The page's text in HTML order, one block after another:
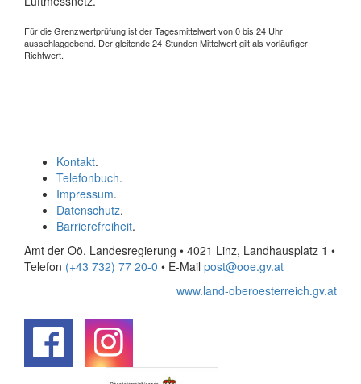
Für die Grenzwertprüfung ist der Tagesmittelwert von 0 bis 24 Uhr
ausschlaggebend. Der gleitende 24-Stunden Mittelwert gilt als vorläufiger
Richtwert.
Kontakt.
Telefonbuch.
Impressum.
Datenschutz.
Barrierefreiheit.
Amt der Oö. Landesregierung • 4021 Linz, Landhausplatz 1 •
Telefon (+43 732) 77 20-0 • E-Mail post@ooe.gv.at
www.land-oberoesterreich.gv.at